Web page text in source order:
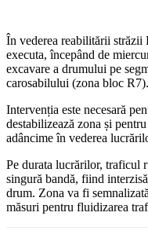
În vederea reabilitării străzii
executa, începând de
excavare a drumului pe
carosabilului (zona bloc R7).
Intervenția este necesară
destabilizează zona și
adâncime în vederea
Pe durata lucrărilor, traficul
singură bandă, fiind
drum. Zona va fi
măsuri pentru fluidizarea